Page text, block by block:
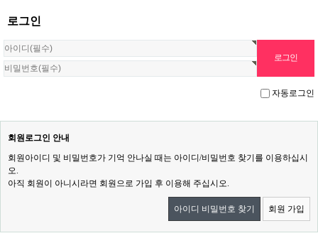
로그인
자동로그인
회원로그인 안내
회원아이디 및 비밀번호가 기억 안나실 때는 아이디/비밀번호 찾기를 이용하십시
오.
아직 회원이 아니시라면 회원으로 가입 후 이용해 주십시오.
아이디 비밀번호 찾기 회원 가입